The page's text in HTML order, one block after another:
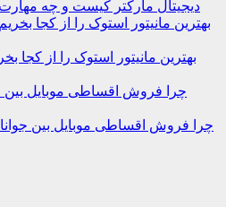
دیجیتال مارکتر کیست و چه
بهترین مانیتور استوک را از کجا
چرا فروش اقساطی موبایل بین